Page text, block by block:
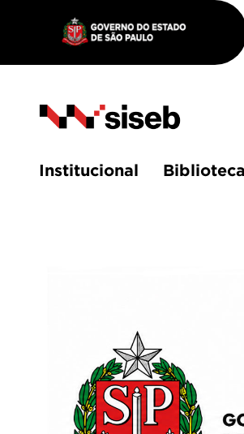
Institucional